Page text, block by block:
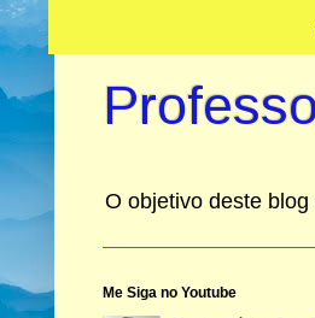
O objetivo deste
Me Siga no Youtube